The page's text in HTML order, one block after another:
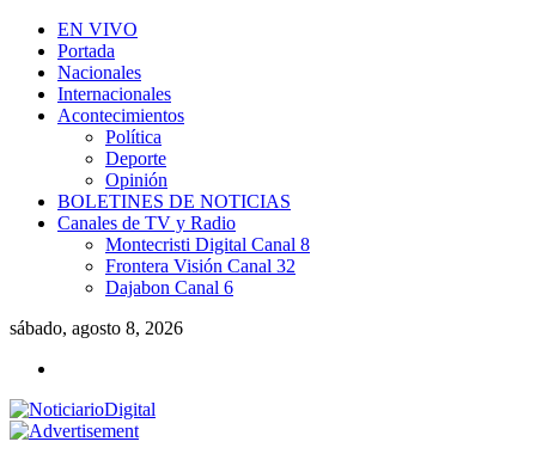
EN VIVO
Portada
Nacionales
Internacionales
Acontecimientos
Política
Deporte
Opinión
BOLETINES DE NOTICIAS
Canales de TV y Radio
Montecristi Digital Canal 8
Frontera Visión Canal 32
Dajabon Canal 6
sábado, agosto 8, 2026